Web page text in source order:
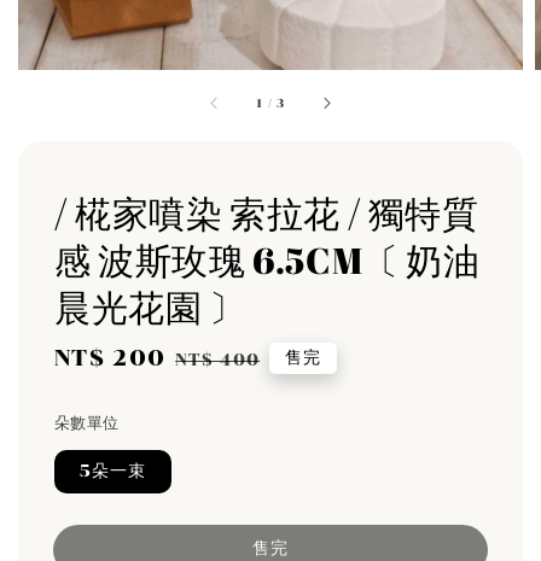
1 /3
/ 椛家噴染 索拉花 / 獨特質
感 波斯玫瑰 6.5CM〔 奶油
晨光花園 〕
Sale
NT$ 200 Regular
NT$ 400 售完
朵數單位
5朵一束
售完